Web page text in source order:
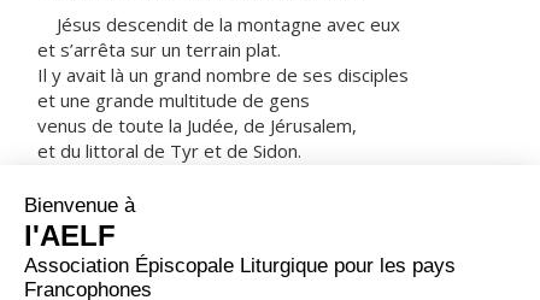
Jésus descendit de la montagne avec eux
et s’arrêta sur un terrain plat.
Il y avait là un grand nombre de ses disciples
et une grande multitude de gens
venus de toute la Judée, de Jérusalem,
et du littoral de Tyr et de Sidon.
et se faire guérir de leurs maladies ;
ceux qui étaient tourmentés par des esprits impurs
retrouvaient la santé.
Et toute la foule cherchait à le toucher,